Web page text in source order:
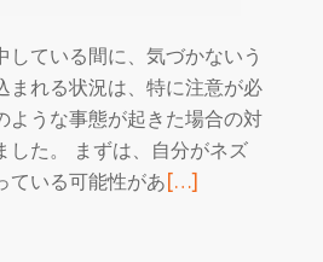
している間に、気づかないう
まれる状況は、特に注意が必
ような事態が起きた場合の対
した。 まずは、自分がネズ
ている可能性があ続[…]